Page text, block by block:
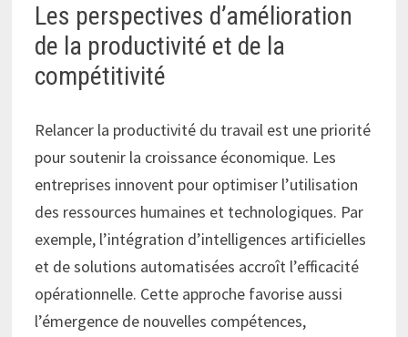
Les perspectives d’amélioration
de la productivité et de la
compétitivité
Relancer la productivité du travail est une priorité
pour soutenir la croissance économique. Les
entreprises innovent pour optimiser l’utilisation
des ressources humaines et technologiques. Par
exemple, l’intégration d’intelligences artificielles
et de solutions automatisées accroît l’efficacité
opérationnelle. Cette approche favorise aussi
l’émergence de nouvelles compétences,